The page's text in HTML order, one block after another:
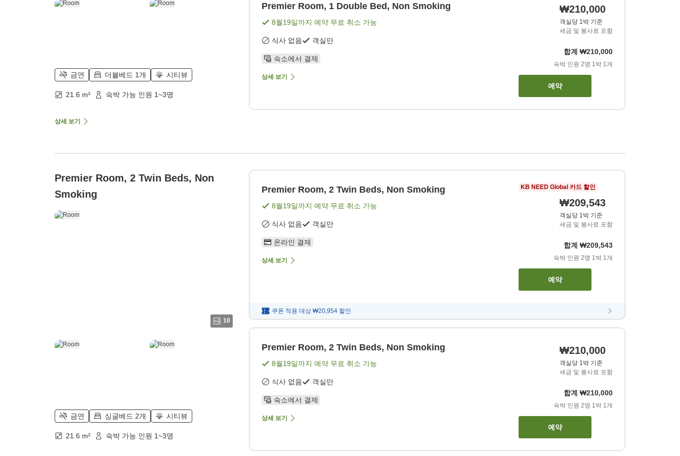
금연 더블베드 1개 시티뷰
21.6 m² 숙박 가능 인원 1~3명
상세 보기
Premier Room, 1 Double Bed, Non Smoking
8월19일까지 예약 무료 취소 가능
식사 없음 객실만
숙소에서 결제
상세 보기
₩210,000
객실당 1박 기준
세금 및 봉사료 포함
합계 ₩210,000
숙박 인원 2명 1박 1개
예약
Premier Room, 2 Twin Beds, Non
Smoking
10
금연 싱글베드 2개 시티뷰
21.6 m² 숙박 가능 인원 1~3명
Premier Room, 2 Twin Beds, Non Smoking
8월19일까지 예약 무료 취소 가능
식사 없음 객실만
온라인 결제
상세 보기
KB NEED Global 카드 할인
₩209,543
객실당 1박 기준
세금 및 봉사료 포함
합계 ₩209,543
숙박 인원 2명 1 박 1 개
예약
쿠폰 적용 대상 ₩20,954 할인
Premier Room, 2 Twin Beds, Non Smoking
8월19일까지 예약 무료 취소 가능
식사 없음 객실만
숙소에서 결제
상세 보기
₩210,000
객실당 1박 기준
세금 및 봉사료 포함
합계 ₩210,000
숙박 인원 2명 1 박 1 개
예약